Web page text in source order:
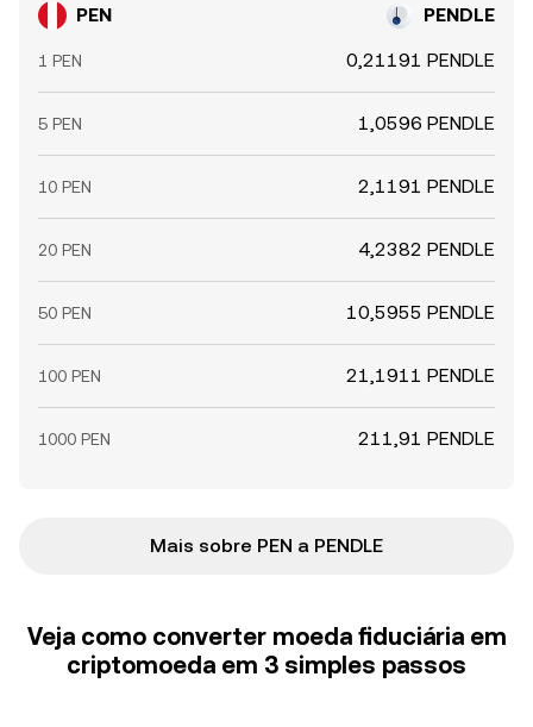
PEN PENDLE
1 PEN 0,21191 PENDLE
5 PEN 1,0596 PENDLE
10 PEN 2,1191 PENDLE
20 PEN 4,2382 PENDLE
50 PEN 10,5955 PENDLE
100 PEN 21,1911 PENDLE
1000 PEN 211,91 PENDLE
Mais sobre PEN a PENDLE
Veja como converter moeda fiduciária em
criptomoeda em 3 simples passos